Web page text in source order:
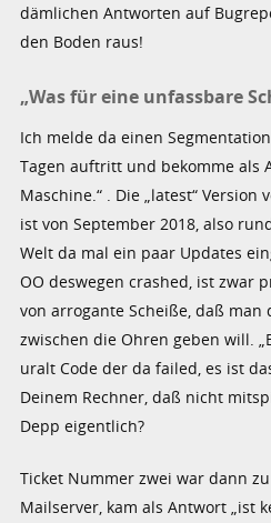
dämlichen Antworten auf
den Boden raus!
„Was für eine unfassbare
Ich melde da einen
Tagen auftritt und bekomme als
Maschine.“ . Die „latest“ Version
ist von September 2018, also
Welt da mal ein paar Updates
OO deswegen crashed, ist zwar
von arrogante Scheiße, daß
zwischen die Ohren geben will.
uralt Code der da failed, es ist
Deinem Rechner, daß nicht
Depp eigentlich?
Ticket Nummer zwei war dann
Mailserver, kam als Antwort „ist